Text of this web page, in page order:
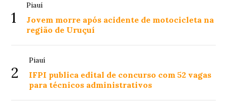
1
Piauí
Jovem morre após acidente de motocicleta na
região de Uruçuí
2
Piauí
IFPI publica edital de concurso com 52 vagas
para técnicos administrativos